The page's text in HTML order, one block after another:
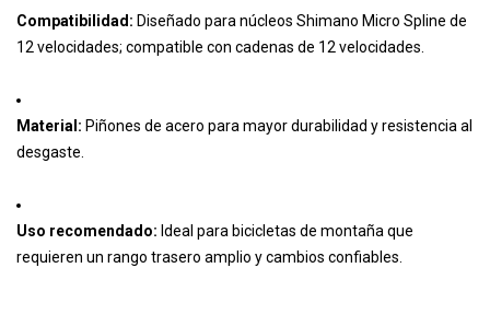
Compatibilidad: Diseñado para núcleos Shimano Micro Spline de
12 velocidades; compatible con cadenas de 12 velocidades.
Material: Piñones de acero para mayor durabilidad y resistencia al
desgaste.
Uso recomendado: Ideal para bicicletas de montaña que
requieren un rango trasero amplio y cambios confiables.